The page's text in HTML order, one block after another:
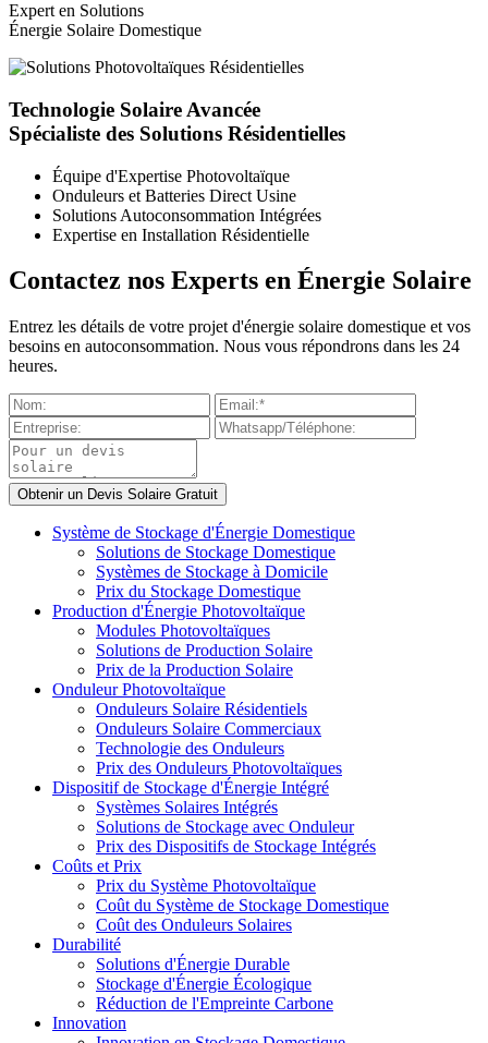
Expert en Solutions
Énergie Solaire Domestique
Technologie Solaire Avancée
Spécialiste des Solutions Résidentielles
Équipe d'Expertise Photovoltaïque
Onduleurs et Batteries Direct Usine
Solutions Autoconsommation Intégrées
Expertise en Installation Résidentielle
Contactez nos Experts en Énergie Solaire
Entrez les détails de votre projet d'énergie solaire domestique et vos
besoins en autoconsommation. Nous vous répondrons dans les 24
heures.
Système de Stockage d'Énergie Domestique
Solutions de Stockage Domestique
Systèmes de Stockage à Domicile
Prix du Stockage Domestique
Production d'Énergie Photovoltaïque
Modules Photovoltaïques
Solutions de Production Solaire
Prix de la Production Solaire
Onduleur Photovoltaïque
Onduleurs Solaire Résidentiels
Onduleurs Solaire Commerciaux
Technologie des Onduleurs
Prix des Onduleurs Photovoltaïques
Dispositif de Stockage d'Énergie Intégré
Systèmes Solaires Intégrés
Solutions de Stockage avec Onduleur
Prix des Dispositifs de Stockage Intégrés
Coûts et Prix
Prix du Système Photovoltaïque
Coût du Système de Stockage Domestique
Coût des Onduleurs Solaires
Durabilité
Solutions d'Énergie Durable
Stockage d'Énergie Écologique
Réduction de l'Empreinte Carbone
Innovation